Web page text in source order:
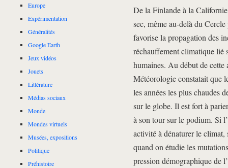
De la Finlande à la
sec, même au-delà du
favorise la propagation des
réchauffement climatique lié
humaines. Au début de
Météorologie constatait que
les années les plus chaudes
sur le globe. Il est fort à
à son tour sur le podium. Si
activité à dénaturer le climat,
quand on étudie les
pression démographique de
Europe
Expérimentation
Généralités
Google Earth
Jeux vidéos
Jouets
Littérature
Médias sociaux
Monde
Mondes virtuels
Musées, expositions
Politique
Préhistoire